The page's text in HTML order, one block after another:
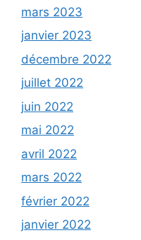
mars 2023
janvier 2023
décembre 2022
juillet 2022
juin 2022
mai 2022
avril 2022
mars 2022
février 2022
janvier 2022